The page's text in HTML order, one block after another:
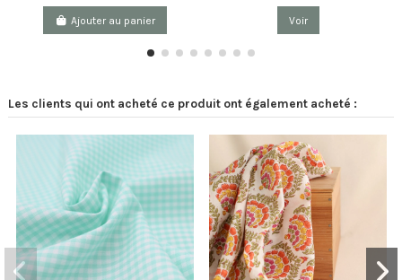
Ajouter au panier Voir
Les clients qui ont acheté ce produit ont également acheté :